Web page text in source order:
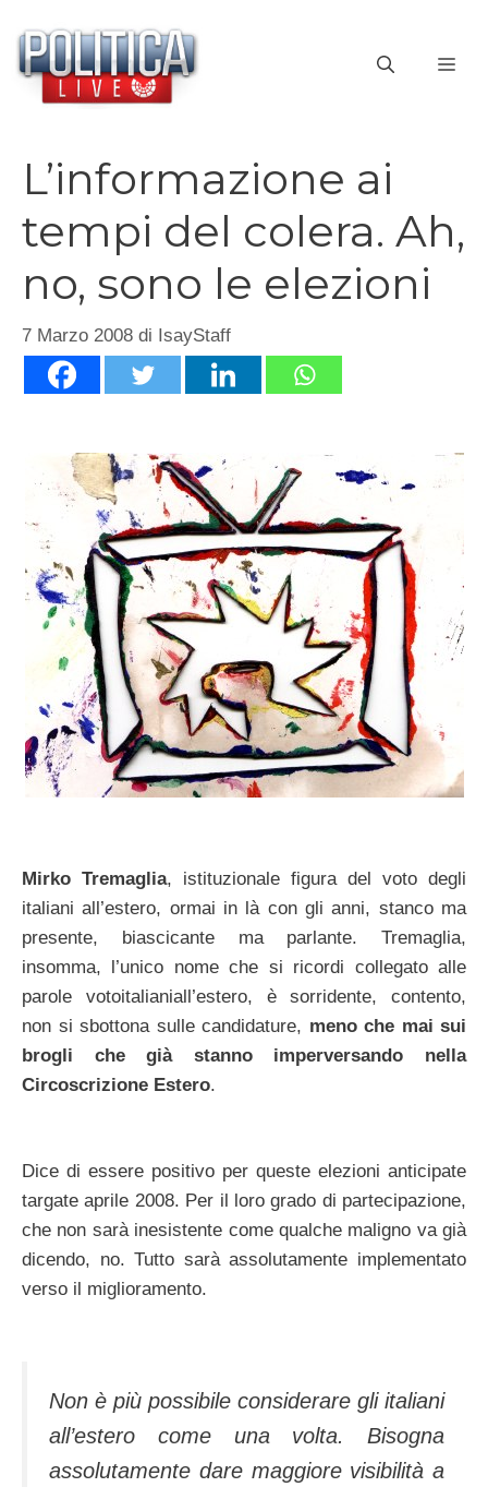
contenuto
L’informazione ai
tempi del colera. Ah,
no, sono le elezioni
7 Marzo 2008 di IsayStaff
Mirko Tremaglia, istituzionale figura del voto degli
italiani all’estero, ormai in là con gli anni, stanco ma
presente, biascicante ma parlante. Tremaglia,
insomma, l’unico nome che si ricordi collegato alle
parole votoitalianiall’estero, è sorridente, contento,
non si sbottona sulle candidature, meno che mai sui
brogli che già stanno imperversando nella
Circoscrizione Estero.
Dice di essere positivo per queste elezioni anticipate
targate aprile 2008. Per il loro grado di partecipazione,
che non sarà inesistente come qualche maligno va già
dicendo, no. Tutto sarà assolutamente implementato
verso il miglioramento.
Non è più possibile considerare gli italiani
all’estero come una volta. Bisogna
assolutamente dare maggiore visibilità a